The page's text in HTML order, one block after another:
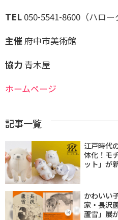
TEL050-5541-8600（ハロー
主催府中市美術館
協力 青木屋
ホームページ
記事一覧
江戸時代
体化！モ
ット」が
かわいい
家・長沢
蘆雪」展